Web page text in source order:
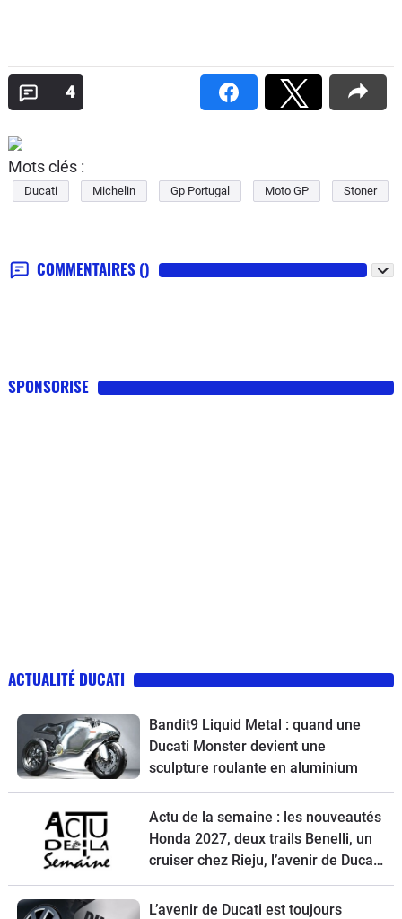
4
Mots clés :
Ducati Michelin Gp Portugal Moto GP Stoner
COMMENTAIRES ()
SPONSORISE
ACTUALITÉ DUCATI
Bandit9 Liquid Metal : quand une
Ducati Monster devient une
sculpture roulante en aluminium
Actu de la semaine : les nouveautés
Honda 2027, deux trails Benelli, un
cruiser chez Rieju, l’avenir de Ducati
et la Norton Atlas à l’essai
L’avenir de Ducati est toujours